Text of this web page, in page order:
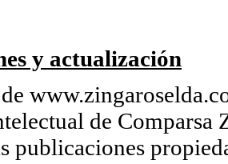
y actualización
de Comparsa
publicaciones